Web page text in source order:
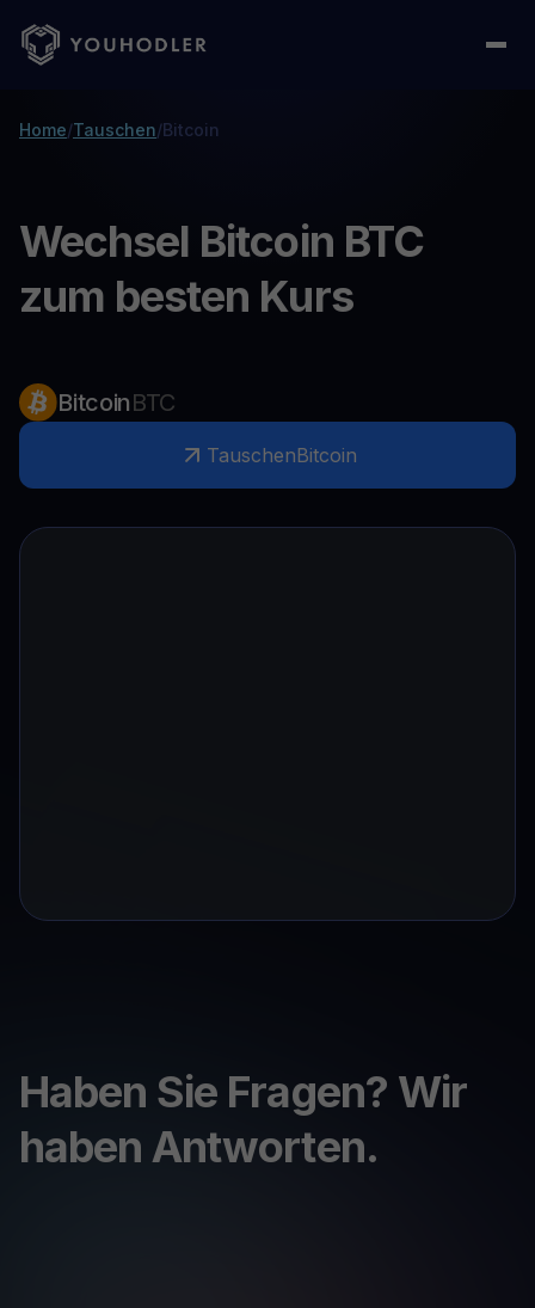
Home/Tauschen/Bitcoin
Wechsel Bitcoin BTC
zum besten Kurs
BitcoinBTC
TauschenBitcoin
Haben Sie Fragen? Wir
haben Antworten.